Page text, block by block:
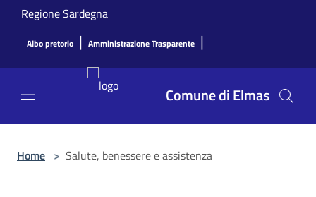
Salta al contenuto principale
Regione Sardegna
Albo pretorio | Amministrazione Trasparente |
Comune di Elmas
Home > Salute, benessere e assistenza